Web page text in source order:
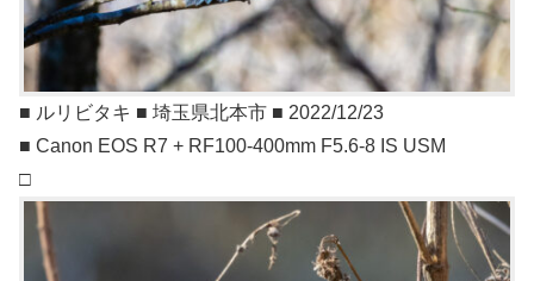
■ ルリビタキ ■ 埼玉県北本市 ■ 2022/12/23
■ Canon EOS R7 + RF100-400mm F5.6-8 IS USM
□